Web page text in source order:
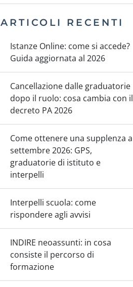
ARTICOLI RECENTI
Istanze Online: come si accede?
Guida aggiornata al 2026
Cancellazione dalle graduatorie
dopo il ruolo: cosa cambia con il
decreto PA 2026
Come ottenere una supplenza a
settembre 2026: GPS,
graduatorie di istituto e
interpelli
Interpelli scuola: come
rispondere agli avvisi
INDIRE neoassunti: in cosa
consiste il percorso di
formazione